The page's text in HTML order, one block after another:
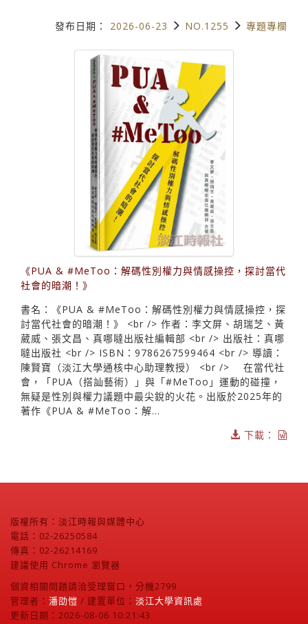
發布日期： 2026-06-23 NO.1255 專題專欄
《PUA & #MeToo：解碼性別權力與情感操控，探討當代
社會的暗潮！》
書名：《PUA & #MeToo：解碼性別權力與情感操控，探
討當代社會的暗潮！》 <br /> 作者：李文屏、胡瑞芝、黃
葳威、張文昌、真哪噠出版社編輯部 <br /> 出版社：真哪
噠出版社 <br /> ISBN：9786267599464 <br /> 導讀：
陳賢寶（淡江大學通核中心助理教授） <br /> 在當代社
會，「PUA（搭訕藝術）」與「#MeToo」運動的碰撞，
無疑是性別與權力議題中最尖銳的火花。出版於2025年的
著作《PUA & #MeToo：解...
下載：
版權所有：淡江時報與媒體中心
電話：02-26250584
傳真：02-26214169
建議使用 Chrome 瀏覽器
個資相關問題請洽受理窗口，分機2799
管理者： 潘劭愷 / 建置單位： 淡江大學資訊處
更新日期：2026-08-06 10:21:43